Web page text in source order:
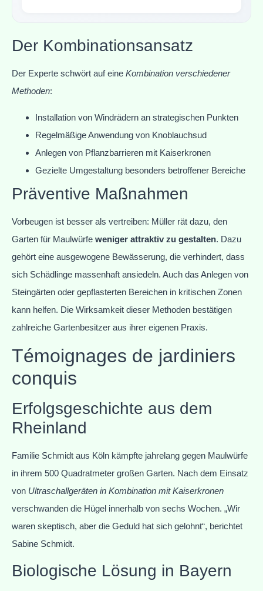
Der Kombinationsansatz
Der Experte schwört auf eine Kombination verschiedener
Methoden:
Installation von Windrädern an strategischen Punkten
Regelmäßige Anwendung von Knoblauchsud
Anlegen von Pflanzbarrieren mit Kaiserkronen
Gezielte Umgestaltung besonders betroffener Bereiche
Präventive Maßnahmen
Vorbeugen ist besser als vertreiben: Müller rät dazu, den
Garten für Maulwürfe weniger attraktiv zu gestalten. Dazu
gehört eine ausgewogene Bewässerung, die verhindert, dass
sich Schädlinge massenhaft ansiedeln. Auch das Anlegen von
Steingärten oder gepflasterten Bereichen in kritischen Zonen
kann helfen. Die Wirksamkeit dieser Methoden bestätigen
zahlreiche Gartenbesitzer aus ihrer eigenen Praxis.
Témoignages de jardiniers
conquis
Erfolgsgeschichte aus dem
Rheinland
Familie Schmidt aus Köln kämpfte jahrelang gegen Maulwürfe
in ihrem 500 Quadratmeter großen Garten. Nach dem Einsatz
von Ultraschallgeräten in Kombination mit Kaiserkronen
verschwanden die Hügel innerhalb von sechs Wochen. „Wir
waren skeptisch, aber die Geduld hat sich gelohnt“, berichtet
Sabine Schmidt.
Biologische Lösung in Bayern